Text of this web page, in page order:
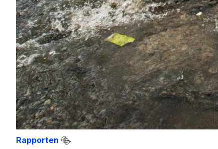
Rapporten